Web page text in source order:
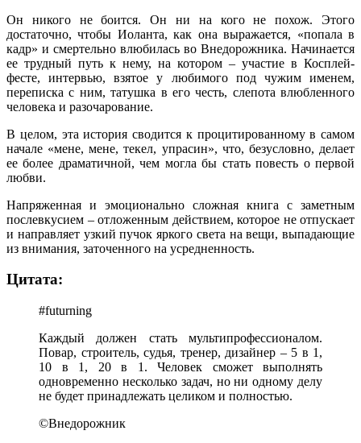
Он никого не боится. Он ни на кого не похож. Этого
достаточно, чтобы Иоланта, как она выражается, «попала в
кадр» и смертельно влюбилась во Внедорожника. Начинается
ее трудный путь к нему, на котором – участие в Косплей-
фесте, интервью, взятое у любимого под чужим именем,
переписка с ним, татушка в его честь, слепота влюбленного
человека и разочарование.
В целом, эта история сводится к процитированному в самом
начале «мене, мене, текел, упрасин», что, безусловно, делает
ее более драматичной, чем могла бы стать повесть о первой
любви.
Напряженная и эмоционально сложная книга с заметным
послевкусием – отложенным действием, которое не отпускает
и направляет узкий пучок яркого света на вещи, выпадающие
из внимания, заточенного на усредненность.
Цитата:
#futurning
Каждый должен стать мультипрофессионалом.
Повар, строитель, судья, тренер, дизайнер – 5 в 1,
10 в 1, 20 в 1. Человек сможет выполнять
одновременно несколько задач, но ни одному делу
не будет принадлежать целиком и полностью.
©Внедорожник